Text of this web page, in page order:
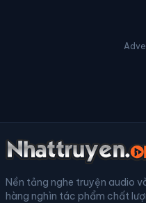
Nền tảng nghe truyện audio
hàng nghìn tác phẩm chất